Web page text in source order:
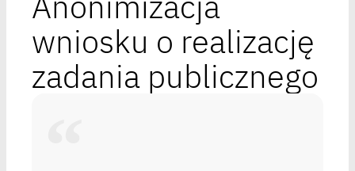
wniosku o realizację
zadania publicznego